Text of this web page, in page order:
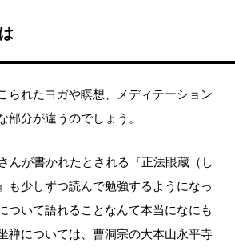
れたヨガや瞑想、メディテーション
部分が違うのでしょう。
んが書かれたとされる『正法眼蔵（し
も少しずつ読んで勉強するようになっ
ついて語れることなんて本当になにも
禅については、曹洞宗の大本山永平寺